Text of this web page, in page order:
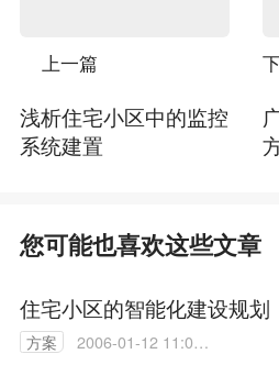
上一篇
浅析住宅小区中的监控
系统建置
您可能也喜欢这些文章
住宅小区的智能化建设规划
方案
2006-01-12 11:05: